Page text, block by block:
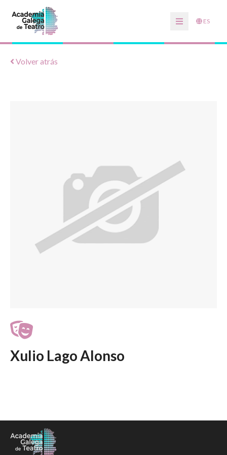
ES
Volver atrás
Xulio Lago Alonso